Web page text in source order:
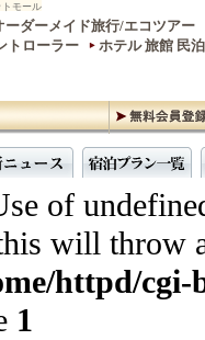
モール
ーダーメイド旅行/エコツアー
トローラー
ホテル 旅館 民
of
will throw
httpd/cgi-
1